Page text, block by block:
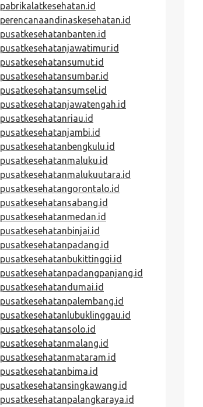
pabrikalatkesehatan.id
perencanaandinaskesehatan.id
pusatkesehatanbanten.id
pusatkesehatanjawatimur.id
pusatkesehatansumut.id
pusatkesehatansumbar.id
pusatkesehatansumsel.id
pusatkesehatanjawatengah.id
pusatkesehatanriau.id
pusatkesehatanjambi.id
pusatkesehatanbengkulu.id
pusatkesehatanmaluku.id
pusatkesehatanmalukuutara.id
pusatkesehatangorontalo.id
pusatkesehatansabang.id
pusatkesehatanmedan.id
pusatkesehatanbinjai.id
pusatkesehatanpadang.id
pusatkesehatanbukittinggi.id
pusatkesehatanpadangpanjang.id
pusatkesehatandumai.id
pusatkesehatanpalembang.id
pusatkesehatanlubuklinggau.id
pusatkesehatansolo.id
pusatkesehatanmalang.id
pusatkesehatanmataram.id
pusatkesehatanbima.id
pusatkesehatansingkawang.id
pusatkesehatanpalangkaraya.id